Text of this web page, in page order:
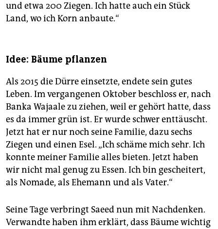
und etwa 200 Ziegen. Ich hatte auch ein Stück
Land, wo ich Korn anbaute.“
Idee: Bäume pflanzen
Als 2015 die Dürre einsetzte, endete sein gutes
Leben. Im vergangenen Oktober beschloss er, nach
Banka Wajaale zu ziehen, weil er gehört hatte, dass
es da immer grün ist. Er wurde schwer enttäuscht.
Jetzt hat er nur noch seine Familie, dazu sechs
Ziegen und einen Esel. „Ich schäme mich sehr. Ich
konnte meiner Familie alles bieten. Jetzt haben
wir nicht mal genug zu Essen. Ich bin gescheitert,
als Nomade, als Ehemann und als Vater.“
Seine Tage verbringt Saeed nun mit Nachdenken.
Verwandte haben ihm erklärt, dass Bäume wichtig